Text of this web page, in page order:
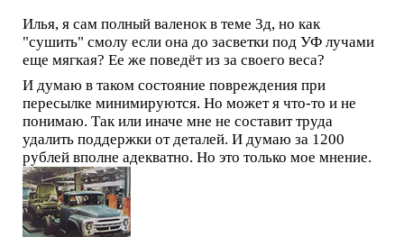
Илья, я сам полный валенок в теме 3д, но как
"сушить" смолу если она до засветки под УФ лучами
еще мягкая? Ее же поведёт из за своего веса?
И думаю в таком состояние повреждения при
пересылке минимируются. Но может я что-то и не
понимаю. Так или иначе мне не составит труда
удалить поддержки от деталей. И думаю за 1200
рублей вполне адекватно. Но это только мое мнение.